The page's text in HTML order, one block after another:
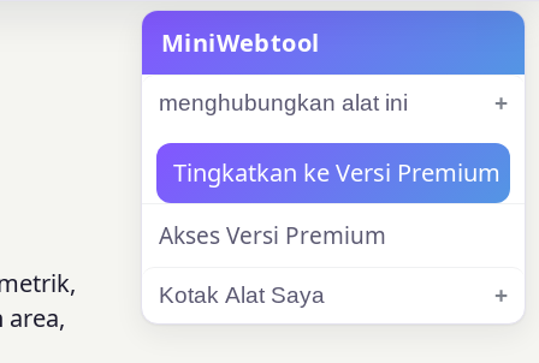
area,
MiniWebtool
menghubungkan alat ini
Tingkatkan ke Versi Premium
Akses Versi Premium
Kotak Alat Saya